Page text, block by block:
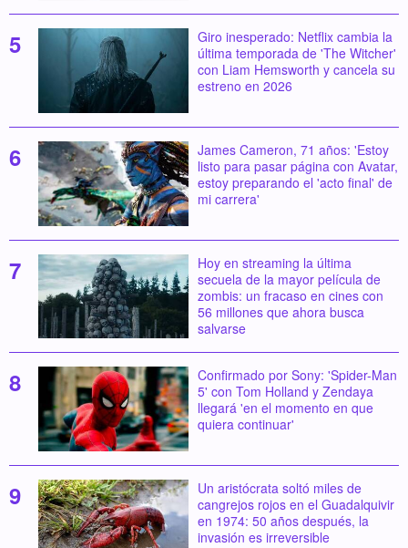
Giro inesperado: Netflix cambia la
última temporada de 'The Witcher'
con Liam Hemsworth y cancela su
estreno en 2026
James Cameron, 71 años: 'Estoy
listo para pasar página con Avatar,
estoy preparando el 'acto final' de
mi carrera'
Hoy en streaming la última
secuela de la mayor película de
zombis: un fracaso en cines con
56 millones que ahora busca
salvarse
Confirmado por Sony: 'Spider-Man
5' con Tom Holland y Zendaya
llegará 'en el momento en que
quiera continuar'
Un aristócrata soltó miles de
cangrejos rojos en el Guadalquivir
en 1974: 50 años después, la
invasión es irreversible